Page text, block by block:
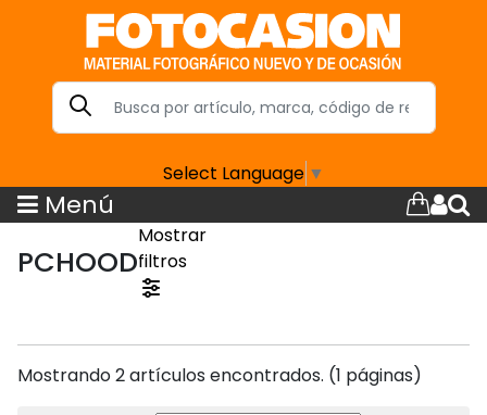
Select Language ▼
Menú
PCHOOD
Mostrar
filtros
Mostrando 2 artículos encontrados. (1 páginas)